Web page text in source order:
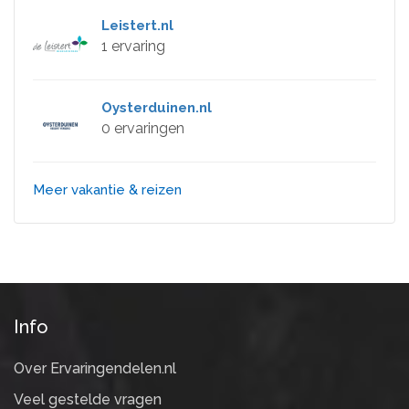
Leistert.nl
1 ervaring
Oysterduinen.nl
0 ervaringen
Meer vakantie & reizen
Info
Over Ervaringendelen.nl
Veel gestelde vragen